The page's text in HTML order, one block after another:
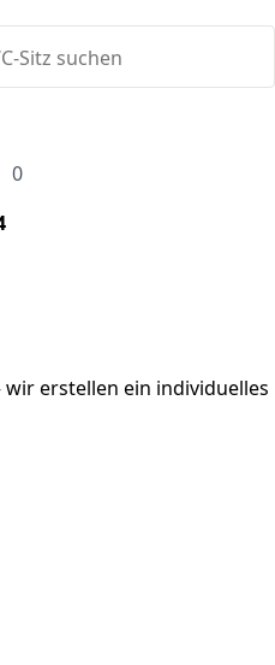
0
erstellen ein individuelles